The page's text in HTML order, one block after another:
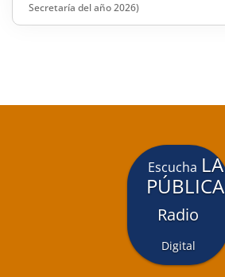
Secretaría del año 2026)
Escucha LA
PÚBLICA
Radio
Digital